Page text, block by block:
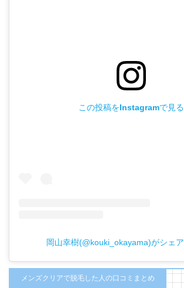
この投稿をInstagramで見る
岡山幸樹(@kouki_okayama)がシェ
メンズクリアで脱毛した人の口コミまとめ